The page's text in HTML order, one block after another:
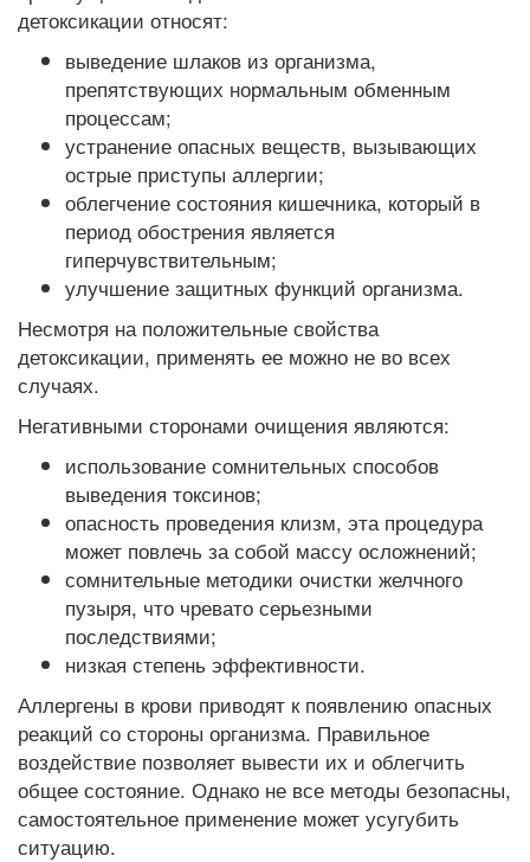
детоксикации относят:
выведение шлаков из организма,
препятствующих нормальным обменным
процессам;
устранение опасных веществ, вызывающих
острые приступы аллергии;
облегчение состояния кишечника, который в
период обострения является
гиперчувствительным;
улучшение защитных функций организма.
Несмотря на положительные свойства
детоксикации, применять ее можно не во всех
случаях.
Негативными сторонами очищения являются:
использование сомнительных способов
выведения токсинов;
опасность проведения клизм, эта процедура
может повлечь за собой массу осложнений;
сомнительные методики очистки желчного
пузыря, что чревато серьезными
последствиями;
низкая степень эффективности.
Аллергены в крови приводят к появлению опасных
реакций со стороны организма. Правильное
воздействие позволяет вывести их и облегчить
общее состояние. Однако не все методы безопасны,
самостоятельное применение может усугубить
ситуацию.